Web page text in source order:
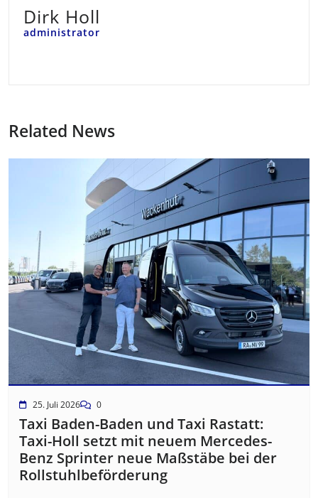
Dirk Holl
administrator
Related News
25. Juli 2026 0
Taxi Baden-Baden und Taxi Rastatt:
Taxi-Holl setzt mit neuem Mercedes-
Benz Sprinter neue Maßstäbe bei der
Rollstuhlbeförderung